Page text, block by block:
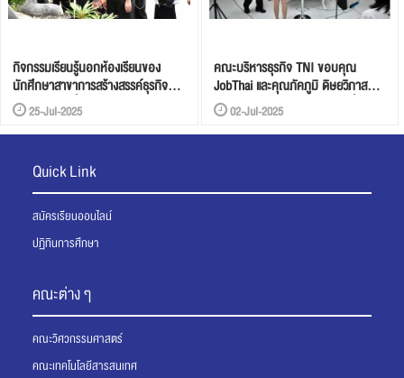
กิจกรรมเรียนรู้นอกห้องเรียนของ
นักศึกษาสาขาการสร้างสรรค์ธุรกิจ
บริการสไตล์ญี่ปุ่น
25-Jul-2025
คณะบริหารธุรกิจ TNI ขอบคุณ
JobThai และคุณภัคภูมิ ดิษยวิภาส
ศิษย์เก่าสาขาการตลาดดิจิทัล ที่กลับ
มาแบ่งปันความรู้สู่นักศึกษารุ่นใหม่
02-Jul-2025
Quick Link
สมัครเรียนออนไลน์
ปฏิทินการศึกษา
คณะต่าง ๆ
คณะวิศวกรรมศาสตร์
คณะเทคโนโลยีสารสนเทศ